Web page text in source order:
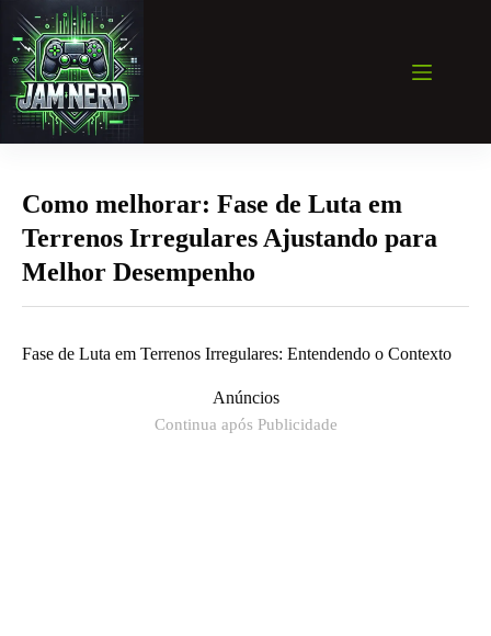
para
conteúdo
Como melhorar: Fase de Luta em
Terrenos Irregulares Ajustando para
Melhor Desempenho
Fase de Luta em Terrenos Irregulares: Entendendo o Contexto
Anúncios
Continua após Publicidade